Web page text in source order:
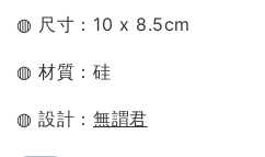
◍ 尺寸： 10 x 8.5cm
◍ 材質： 硅
◍ 設計： 無謂君